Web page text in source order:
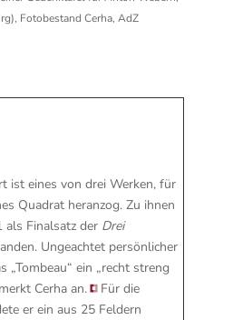
Fotobestand Cerha, AdZ
ist eines von drei Werken, für
Quadrat heranzog. Zu ihnen
als Finalsatz der Drei
Ungeachtet persönlicher
„Tombeau“ ein „recht streng
Cerha an.
Für die
er ein aus 25 Feldern